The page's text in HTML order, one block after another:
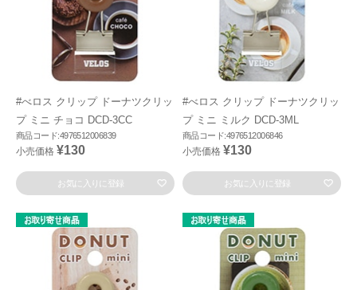
#べロス クリップ ドーナツクリッ
プ ミニ チョコ DCD-3CC
商品コード:4976512006839
小売価格 ¥130
お気に入りに登録
#べロス クリップ ドーナツクリッ
プ ミニ ミルク DCD-3ML
商品コード:4976512006846
小売価格 ¥130
お気に入りに登録